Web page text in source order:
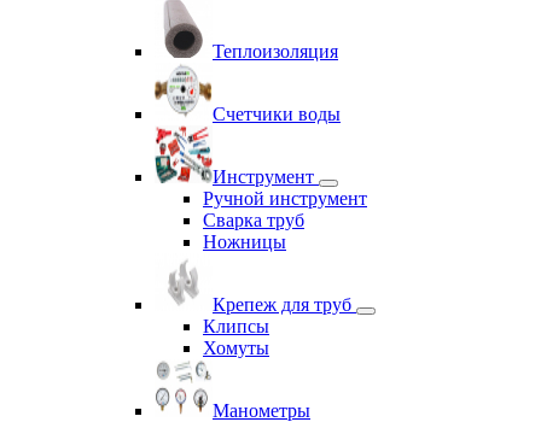
Теплоизоляция
Счетчики воды
Инструмент
Ручной инструмент
Сварка труб
Ножницы
Крепеж для труб
Клипсы
Хомуты
Манометры